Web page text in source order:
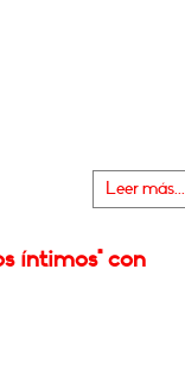
Leer más...
íntimos" con